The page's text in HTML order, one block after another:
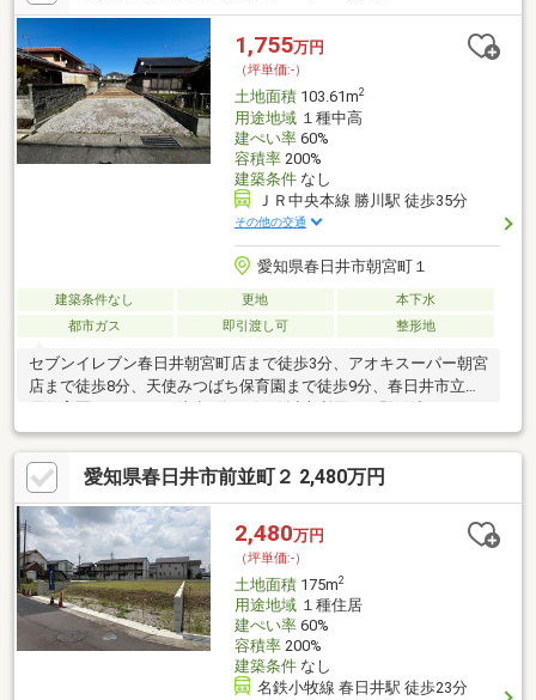
のお買い物も楽々です。・上坂公園まで徒歩約3分！休日は家族で
のんびりピクニックやお子様と遊んでリフレッシュできます。■
周辺環境■・犬山西小学校 徒歩約3分・犬山中学校 徒歩約7分
お気軽にお問い合わせくださいませ！
1,755万円
（坪単価:-）
土地面積103.61m2
用途地域１種中高
建ぺい率60%
容積率200%
建築条件なし
ＪＲ中央本線 勝川駅 徒歩35分
その他の交通
愛知県春日井市朝宮町１
建築条件なし 更地
本下水
都市ガス
即引渡し可 整形地
セブンイレブン春日井朝宮町店まで徒歩3分、アオキスーパー朝宮
店まで徒歩8分、天使みつばち保育園まで徒歩9分、春日井市立柏
原保育園まで685m 徒歩9分、2沿線以上利用可、即引渡し可、ス
ーパー 徒歩10分以内、建築条件なし、都市ガス、平坦地、市街地
が近い、陽当り良好、閑静な住宅地、整形地、家庭菜園、緑豊か
な住宅地、前面棟無、周辺交通量少なめ、現況渡し
愛知県春日井市前並町２ 2,480万円
2,480万円
（坪単価:-）
土地面積175m2
用途地域１種住居
建ぺい率60%
容積率200%
建築条件なし
名鉄小牧線 春日井駅 徒歩23分